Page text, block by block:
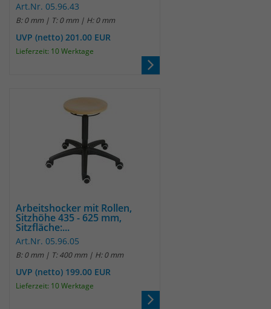
Art.Nr. 05.96.43
B: 0 mm | T: 0 mm | H: 0 mm
UVP (netto) 201.00 EUR
Lieferzeit: 10 Werktage
Arbeitshocker mit Rollen,
Sitzhöhe 435 - 625 mm,
Sitzfläche:...
Art.Nr. 05.96.05
B: 0 mm | T: 400 mm | H: 0 mm
UVP (netto) 199.00 EUR
Lieferzeit: 10 Werktage